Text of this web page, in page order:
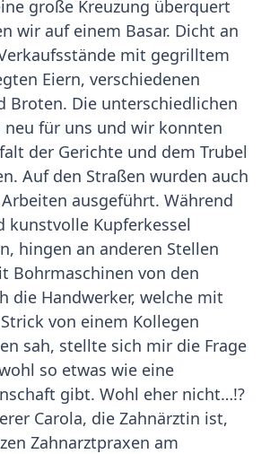
große Kreuzung überquert
wir auf einem Basar. Dicht an
mit gegrilltem
Eiern, verschiedenen
Broten. Die unterschiedlichen
neu für uns und wir konnten
der Gerichte und dem Trubel
Auf den Straßen wurden auch
ausgeführt. Während
kunstvolle Kupferkessel
hingen an anderen Stellen
Bohrmaschinen von den
die Handwerker, welche mit
von einem Kollegen
sah, stellte sich mir die Frage
so etwas wie eine
gibt. Wohl eher nicht…!?
Carola, die Zahnärztin ist,
Zahnarztpraxen am